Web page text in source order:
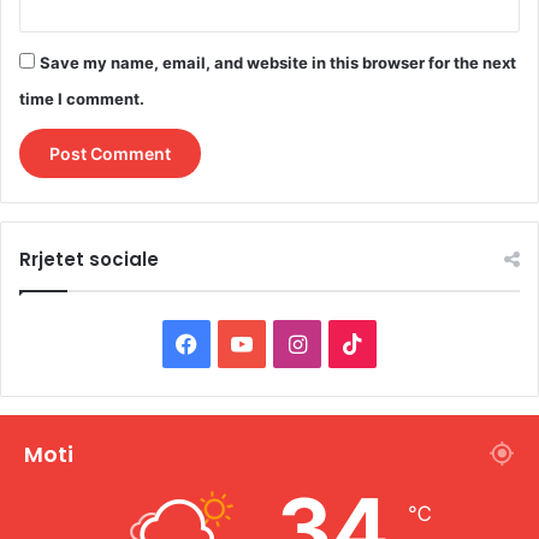
Save my name, email, and website in this browser for the next
time I comment.
Rrjetet sociale
a
o
I
n
i
Moti
℃